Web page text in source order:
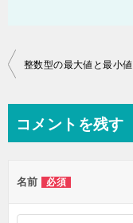
投
ビ
ー
シ
整数型の最大値と最小値
コメントを残す
名前 必須